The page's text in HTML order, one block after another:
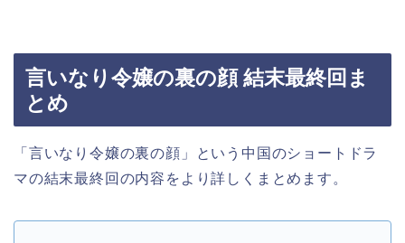
言いなり令嬢の裏の顔 結末最終回ま
とめ
「言いなり令嬢の裏の顔」という中国のショートドラ
マの結末最終回の内容をより詳しくまとめます。